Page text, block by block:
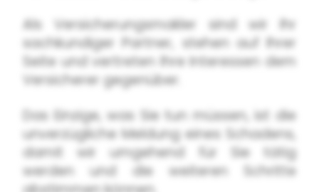
Als Versicherungsmakler sind wir Ihr
sachkundiger Partner, stehen auf Ihrer
Seite und vertreten Ihre Interessen dem
Versicherer gegenüber.
Das Einzige, was Sie tun müssen, ist die
unverzügliche Meldung eines Schadens,
damit wir umgehend für Sie tätig
werden und die weiteren Schritte